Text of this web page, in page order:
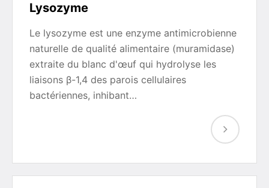
Lysozyme
Le lysozyme est une enzyme antimicrobienne
naturelle de qualité alimentaire (muramidase)
extraite du blanc d'œuf qui hydrolyse les
liaisons β-1,4 des parois cellulaires
bactériennes, inhibant…